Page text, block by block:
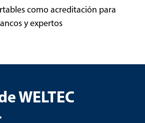
como acreditación para
y expertos
WELTEC